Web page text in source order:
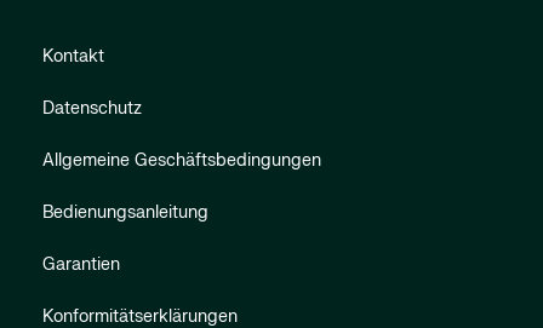
Kontakt
Datenschutz
Allgemeine Geschäftsbedingungen
Bedienungsanleitung
Garantien
Konformitätserklärungen